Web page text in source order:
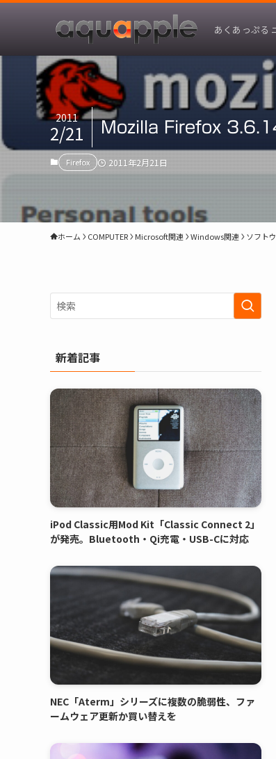
あくあっぷる
Mozilla Firefox
2011
2/21
Firefox 2011年2月21日
ホーム COMPUTER Microsoft関連 Windows関連 ソフト
新着記事
iPod Classic用Mod Kit「Classic Connect 2」
が発売。Bluetooth・Qi充電・USB-Cに対応
NEC「Aterm」シリーズに複数の脆弱性、ファ
ームウェア更新か買い替えを